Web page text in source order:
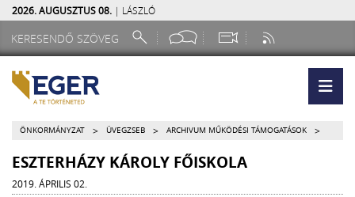
2026. AUGUSZTUS 08. | LÁSZLÓ
ÖNKORMÁNYZAT > ÜVEGZSEB > ARCHIVUM MŰKÖDÉSI TÁMOGATÁSOK >
ESZTERHÁZY KÁROLY FŐISKOLA
2019. ÁPRILIS 02.